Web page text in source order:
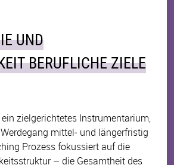
UND
BERUFLICHE ZIELE
zielgerichtetes Instrumentarium,
mittel‐ und längerfristig
Prozess fokussiert auf die
– die Gesamtheit des